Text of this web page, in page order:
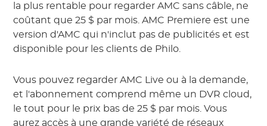
la plus rentable pour regarder AMC sans câble, ne
coûtant que 25 $ par mois. AMC Premiere est une
version d'AMC qui n'inclut pas de publicités et est
disponible pour les clients de Philo.
Vous pouvez regarder AMC Live ou à la demande,
et l'abonnement comprend même un DVR cloud,
le tout pour le prix bas de 25 $ par mois. Vous
aurez accès à une grande variété de réseaux